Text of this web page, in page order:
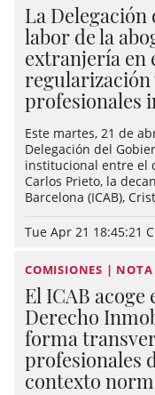
La Delegación
labor de la
extranjería en
regularización
profesionales
Este martes, 21 de
Delegación del
institucional entre el
Carlos Prieto, la
Barcelona (ICAB),
Tue Apr 21 18:45:21
COMISIONES |
El ICAB acoge
Derecho
forma
profesionales
contexto